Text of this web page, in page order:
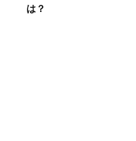
は？